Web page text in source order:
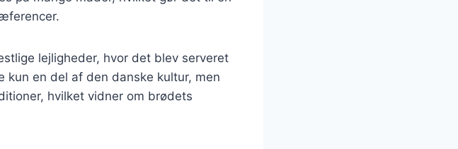
lejligheder, hvor det blev serveret
kun en del af den danske kultur, men
hvilket vidner om brødets